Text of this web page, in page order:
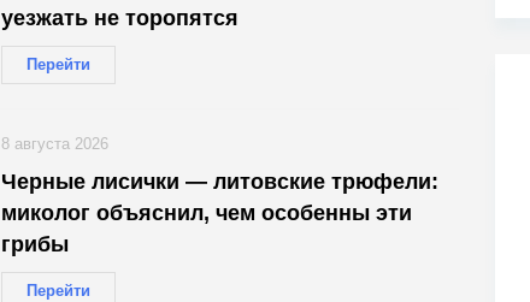
уезжать не торопятся
Перейти
Черные лисички — литовские трюфели:
миколог объяснил, чем особенны эти
грибы
Перейти
8 августа 2026